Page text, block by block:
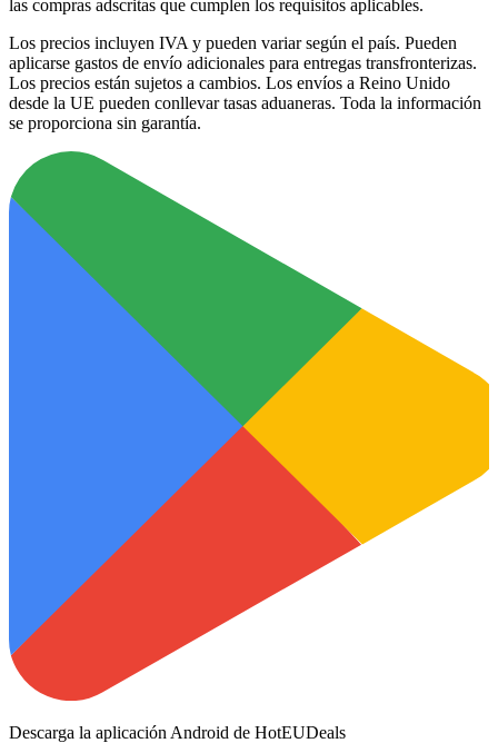
las compras adscritas que cumplen los requisitos aplicables.
Los precios incluyen IVA y pueden variar según el país. Pueden
aplicarse gastos de envío adicionales para entregas transfronterizas.
Los precios están sujetos a cambios. Los envíos a Reino Unido
desde la UE pueden conllevar tasas aduaneras. Toda la información
se proporciona sin garantía.
Descarga la aplicación Android de HotEUDeals